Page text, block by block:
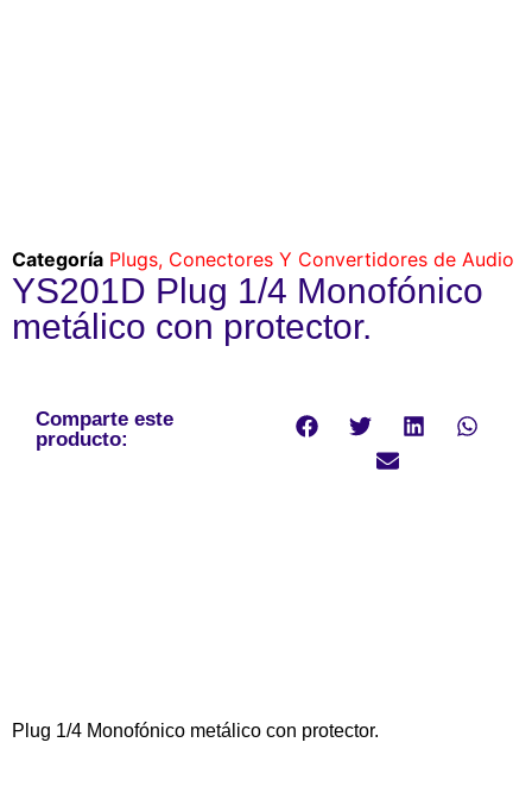
Categoría Plugs, Conectores Y Convertidores de Audio
YS201D Plug 1/4 Monofónico
metálico con protector.
Comparte este
producto:
Plug 1/4 Monofónico metálico con protector.